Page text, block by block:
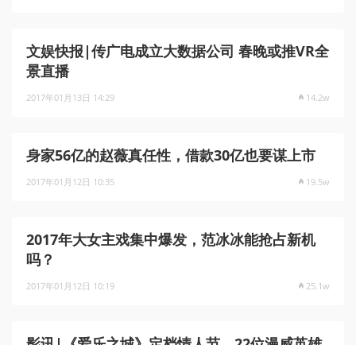
文娱快报|传广电成立大数据公司 春晚或推VR全
景直播
2017年01月13日 14:29 14.2w
身家56亿的赵薇真任性，借款30亿也要谋上市
2017年01月12日 10:35 19.5w
2017年大女主戏集中爆发，范冰冰能抢占新机
吗？
2017年01月12日 10:19 25.1w